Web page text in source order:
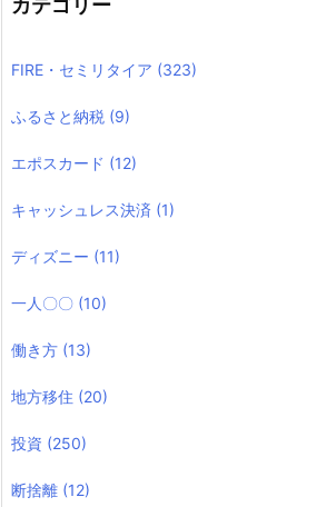
カテゴリー
FIRE・セミリタイア (323)
ふるさと納税 (9)
エポスカード (12)
キャッシュレス決済 (1)
ディズニー (11)
一人〇〇 (10)
働き方 (13)
地方移住 (20)
投資 (250)
断捨離 (12)